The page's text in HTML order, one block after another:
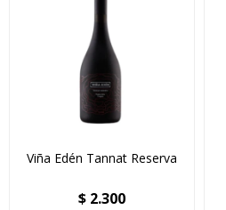
Viña Edén Tannat Reserva
$ 2.300